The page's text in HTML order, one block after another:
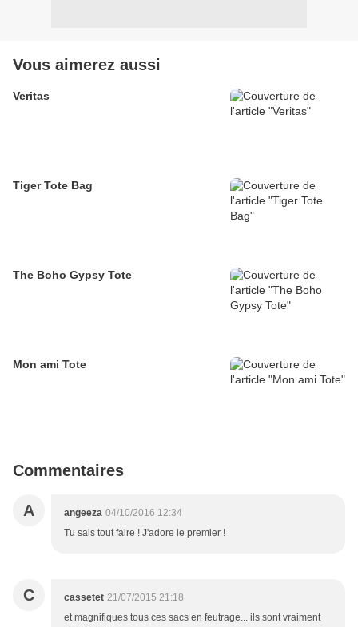
Vous aimerez aussi
Veritas
Tiger Tote Bag
The Boho Gypsy Tote
Mon ami Tote
Commentaires
A angeeza 04/10/2016 12:34
Tu sais tout faire ! J'adore le premier !
C cassetet 21/07/2015 21:18
et magnifiques tous ces sacs en feutrage... ils sont vraiment